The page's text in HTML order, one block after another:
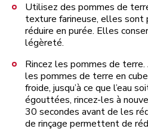
Utilisez des pommes de
texture farineuse, elles sont
réduire en purée. Elles
légèreté.
Rincez les pommes de
les pommes de terre en
froide, jusqu’à ce que l’eau
égouttées, rincez-les à
30 secondes avant de les
de rinçage permettent de